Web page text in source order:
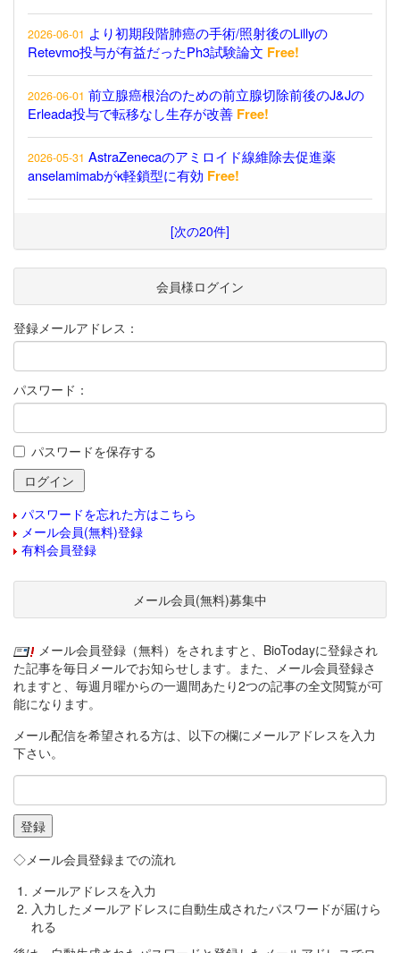
2026-06-01 より初期段階肺癌の手術/照射後のLillyの
Retevmo投与が有益だったPh3試験論文 Free!
2026-06-01 前立腺癌根治のための前立腺切除前後のJ&Jの
Erleada投与で転移なし生存が改善 Free!
2026-05-31 AstraZenecaのアミロイド線維除去促進薬
anselamimabがκ軽鎖型に有効 Free!
[次の20件]
会員様ログイン
登録メールアドレス：
パスワード：
パスワードを保存する
パスワードを忘れた方はこちら
メール会員(無料)登録
有料会員登録
メール会員(無料)募集中
メール会員登録（無料）をされますと、BioTodayに登録され
た記事を毎日メールでお知らせします。また、メール会員登録さ
れますと、毎週月曜からの一週間あたり2つの記事の全文閲覧が可
能になります。
メール配信を希望される方は、以下の欄にメールアドレスを入力
下さい。
◇メール会員登録までの流れ
メールアドレスを入力
入力したメールアドレスに自動生成されたパスワードが届けら
れる